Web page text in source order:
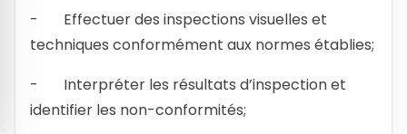
- Effectuer des inspections visuelles et
techniques conformément aux normes établies;
- Interpréter les résultats d’inspection et
identifier les non-conformités;